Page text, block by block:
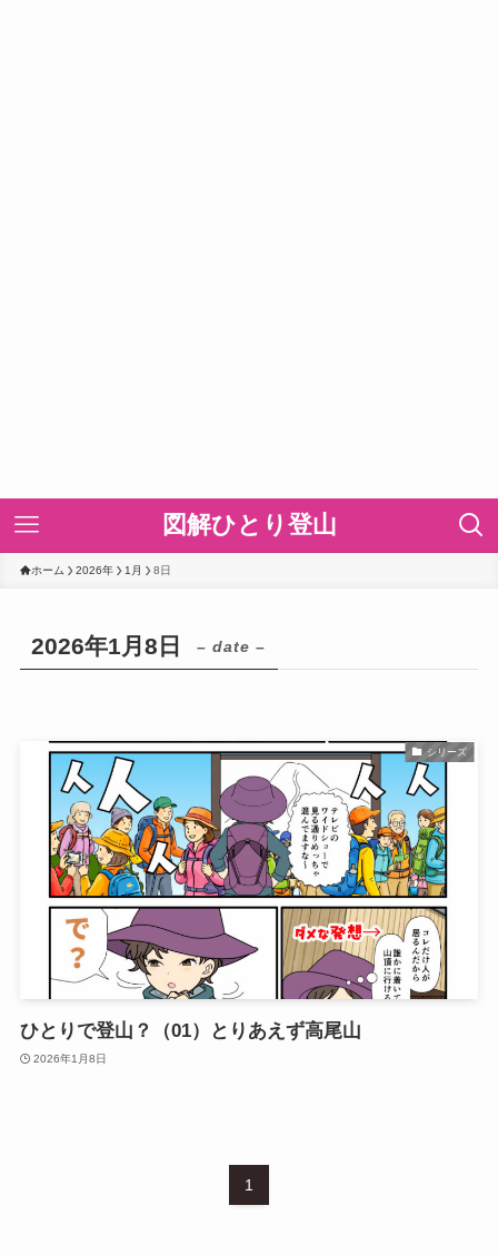
図解ひとり登山
ホーム 2026年 1月 8日
2026年1月8日 – date –
シリーズ
ひとりで登山？（01）とりあえず高尾山
2026年1月8日
1